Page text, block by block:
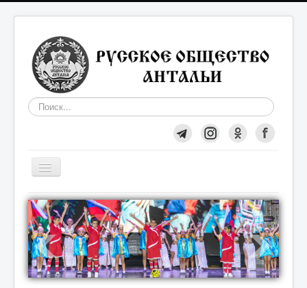
Искать...
Включить/
выключить
навигацию
Общество
О нас